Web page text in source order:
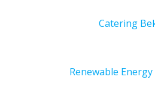
Catering
Renewable